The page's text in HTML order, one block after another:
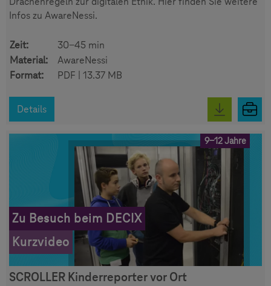
Infos zu AwareNessi.
Zeit:
30-45 min
Material:
AwareNessi
Format:
PDF | 13.37 MB
Details
9-12 Jahre
Zu Besuch beim DECIX
Kurzvideo
SCROLLER Kinderreporter vor Ort